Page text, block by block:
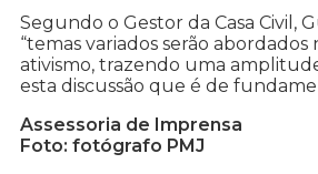
Segundo o Gestor da Casa Civil,
“temas variados serão abordados
ativismo, trazendo uma
esta discussão que é de
Assessoria de Imprensa
Foto: fotógrafo PMJ